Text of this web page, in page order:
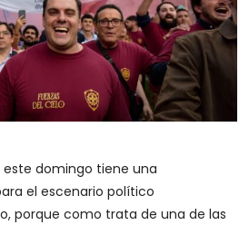
domingo tiene una
el escenario político
porque como trata de una de las